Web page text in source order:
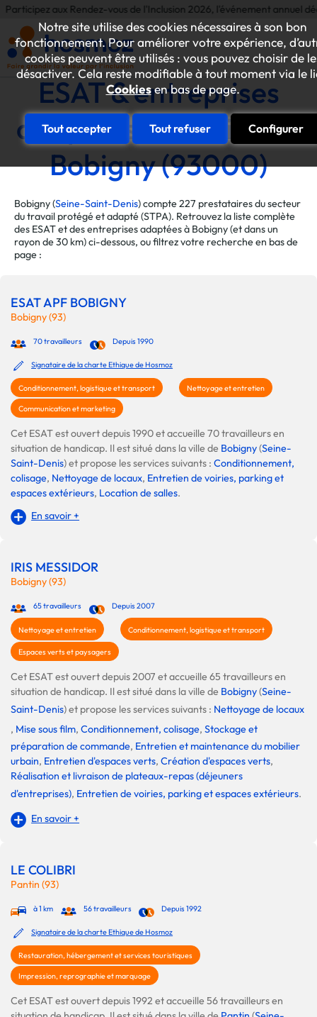
Notre site utilise des cookies nécessaires à son bon
fonctionnement. Pour améliorer votre expérience,
cookies peuvent être utilisés : vous pouvez choisir de
désactiver. Cela reste modifiable à tout moment via le
Cookiesen bas de page.
Tout accepter Tout refuser Configurer
aux Rendez-vous de l'Inclusion 2026, l'événement annuel dédié aux
ESAT & entreprises
adaptées de la ville de
Bobigny (93000)
Bobigny (Seine-Saint-Denis) compte 227 prestataires du secteur
du travail protégé et adapté (STPA). Retrouvez la liste complète
des ESAT et des entreprises adaptées à Bobigny (et dans un
rayon de 30 km) ci-dessous, ou filtrez votre recherche en bas de
page :
ESAT APF BOBIGNY
Bobigny (93)
70 travailleurs Depuis 1990
Signataire de la charte Ethique de Hosmoz
Conditionnement, logistique et transport Nettoyage et entretien
Communication et marketing
Cet ESAT est ouvert depuis 1990 et accueille 70 travailleurs en
situation de handicap. Il est situé dans la ville de Bobigny(Seine-
Saint-Denis) et propose les services suivants : Conditionnement,
colisage, Nettoyage de locaux, Entretien de voiries, parking et
espaces extérieurs, Location de salles.
En savoir +
IRIS MESSIDOR
Bobigny (93)
65 travailleurs Depuis 2007
Nettoyage et entretien Conditionnement, logistique et transport
Espaces verts et paysagers
Cet ESAT est ouvert depuis 2007 et accueille 65 travailleurs en
situation de handicap. Il est situé dans la ville de Bobigny(Seine-
Saint-Denis) et propose les services suivants : Nettoyage de locaux
, Mise sous film, Conditionnement, colisage, Stockage et
préparation de commande, Entretien et maintenance du mobilier
urbain, Entretien d'espaces verts, Création d'espaces verts,
Réalisation et livraison de plateaux-repas (déjeuners
d'entreprises), Entretien de voiries, parking et espaces extérieurs.
En savoir +
LE COLIBRI
Pantin (93)
à 1 km 56 travailleurs Depuis 1992
Signataire de la charte Ethique de Hosmoz
Restauration, hébergement et services touristiques
Impression, reprographie et marquage
Cet ESAT est ouvert depuis 1992 et accueille 56 travailleurs en